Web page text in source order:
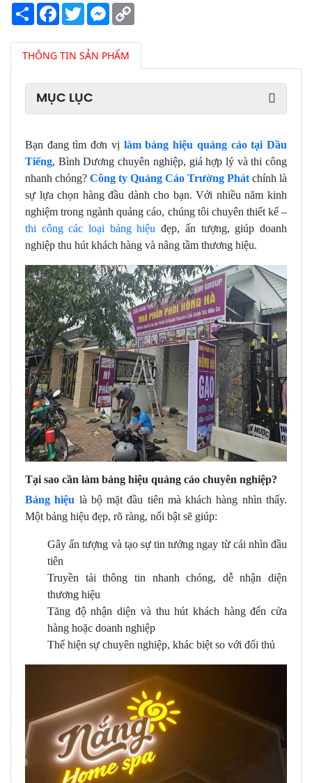
Share Facebook
TwitterMessenger
THÔNG TIN SẢN PHẨM
MỤC LỤC
Bạn đang tìm đơn vị làm bảng hiệu quảng cáo tại Dầu
Tiếng, Bình Dương chuyên nghiệp, giá hợp lý và thi công
nhanh chóng? Công ty Quảng Cáo Trường Phát chính là
sự lựa chọn hàng đầu dành cho bạn. Với nhiều năm kinh
nghiệm trong ngành quảng cáo, chúng tôi chuyên thiết kế –
thi công các loại bảng hiệu đẹp, ấn tượng, giúp doanh
nghiệp thu hút khách hàng và nâng tầm thương hiệu.
Tại sao cần làm bảng hiệu quảng cáo chuyên nghiệp?
Bảng hiệu là bộ mặt đầu tiên mà khách hàng nhìn thấy.
Một bảng hiệu đẹp, rõ ràng, nổi bật sẽ giúp:
Gây ấn tượng và tạo sự tin tưởng ngay từ cái nhìn đầu
tiên
Truyền tải thông tin nhanh chóng, dễ nhận diện
thương hiệu
Tăng độ nhận diện và thu hút khách hàng đến cửa
hàng hoặc doanh nghiệp
Thể hiện sự chuyên nghiệp, khác biệt so với đối thủ